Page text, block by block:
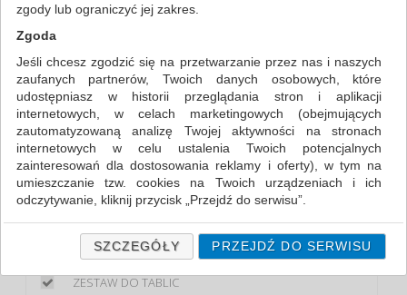
PREZENTACJA
BLOKI, MAGNESY, GĄBKI, SPRAYE DO TABLIC
(4)
FILTRY WIĘCEJ
KLASA
EKONOMICZNE
PREMIUM
STANDARD
PRODUKT
ZESTAW DO TABLIC
zgody lub ograniczyć jej zakres.
Zgoda
Jeśli chcesz zgodzić się na przetwarzanie przez nas i naszych
zaufanych partnerów, Twoich danych osobowych, które
udostępniasz w historii przeglądania stron i aplikacji
internetowych, w celach marketingowych (obejmujących
zautomatyzowaną analizę Twojej aktywności na stronach
internetowych w celu ustalenia Twoich potencjalnych
zainteresowań dla dostosowania reklamy i oferty), w tym na
umieszczanie tzw. cookies na Twoich urządzeniach i ich
odczytywanie, kliknij przycisk „Przejdź do serwisu”.
Jeśli nie chcesz wyrazić zgody lub ograniczyć jej zakres, kliknij
„Szczegóły”, gdzie znajdziesz wszelkie informacje o tym jak to
zrobić . Te same informacje znajdziesz także na podstronie z
naszą polityką prywatności obowiązującą od 25 maja 2018.
SZCZEGÓŁY PRZEJDŹ DO SERWISU